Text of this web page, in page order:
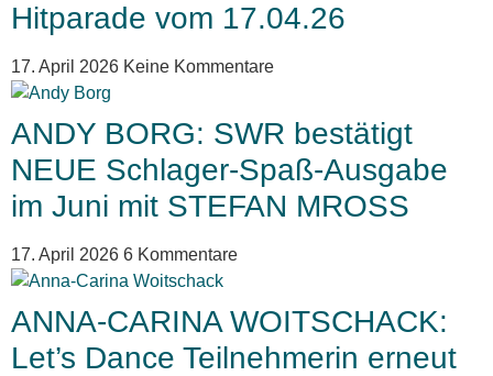
Hitparade vom 17.04.26
17. April 2026 Keine Kommentare
ANDY BORG: SWR bestätigt
NEUE Schlager-Spaß-Ausgabe
im Juni mit STEFAN MROSS
17. April 2026 6 Kommentare
ANNA-CARINA WOITSCHACK:
Let’s Dance Teilnehmerin erneut